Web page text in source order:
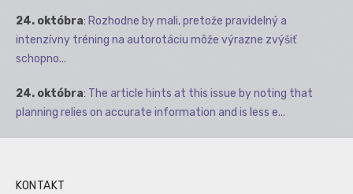
24. októbra: Rozhodne by mali, pretože pravidelný a
intenzívny tréning na autorotáciu môže výrazne zvýšiť
schopno...
24. októbra: The article hints at this issue by noting that
planning relies on accurate information and is less e...
KONTAKT